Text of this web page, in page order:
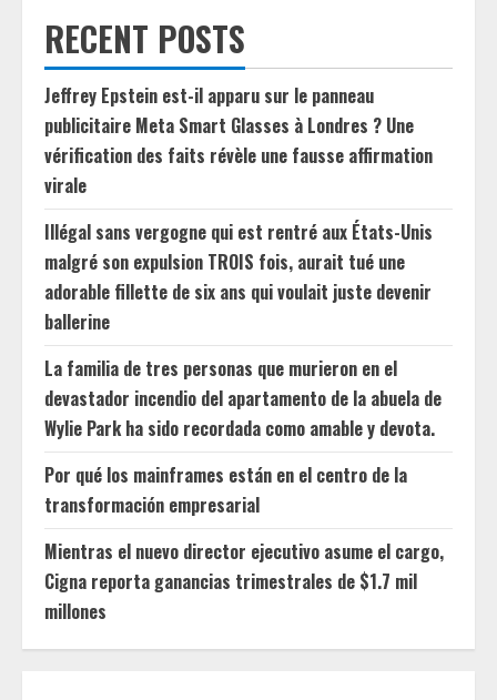
RECENT POSTS
Jeffrey Epstein est-il apparu sur le panneau
publicitaire Meta Smart Glasses à Londres ? Une
vérification des faits révèle une fausse affirmation
virale
Illégal sans vergogne qui est rentré aux États-Unis
malgré son expulsion TROIS fois, aurait tué une
adorable fillette de six ans qui voulait juste devenir
ballerine
La familia de tres personas que murieron en el
devastador incendio del apartamento de la abuela de
Wylie Park ha sido recordada como amable y devota.
Por qué los mainframes están en el centro de la
transformación empresarial
Mientras el nuevo director ejecutivo asume el cargo,
Cigna reporta ganancias trimestrales de $1.7 mil
millones